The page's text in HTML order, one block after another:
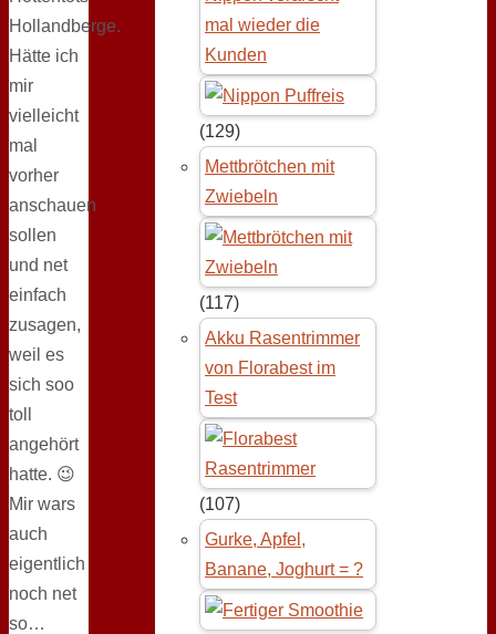
Hollandberge.
Hätte ich
mir
vielleicht
mal
vorher
anschauen
sollen
und net
einfach
zusagen,
weil es
sich soo
toll
angehört
hatte. 😉
Mir wars
auch
eigentlich
noch net
so…
mal wieder die
Kunden
(129)
Mettbrötchen mit
Zwiebeln
(117)
Akku Rasentrimmer
von Florabest im
Test
(107)
Gurke, Apfel,
Banane, Joghurt = ?